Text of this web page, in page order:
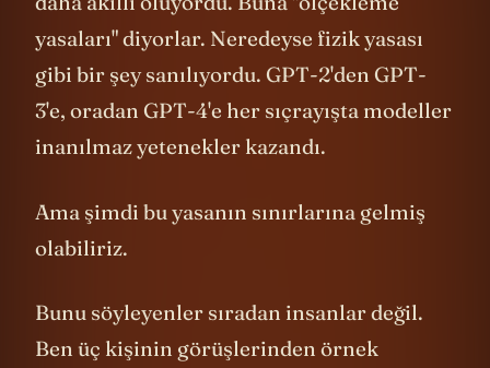
yasaları" diyorlar. Neredeyse fizik yasası
gibi bir şey sanılıyordu. GPT-2'den GPT-
3'e, oradan GPT-4'e her sıçrayışta modeller
inanılmaz yetenekler kazandı.
Ama şimdi bu yasanın sınırlarına gelmiş
olabiliriz.
Bunu söyleyenler sıradan insanlar değil.
Ben üç kişinin görüşlerinden örnek